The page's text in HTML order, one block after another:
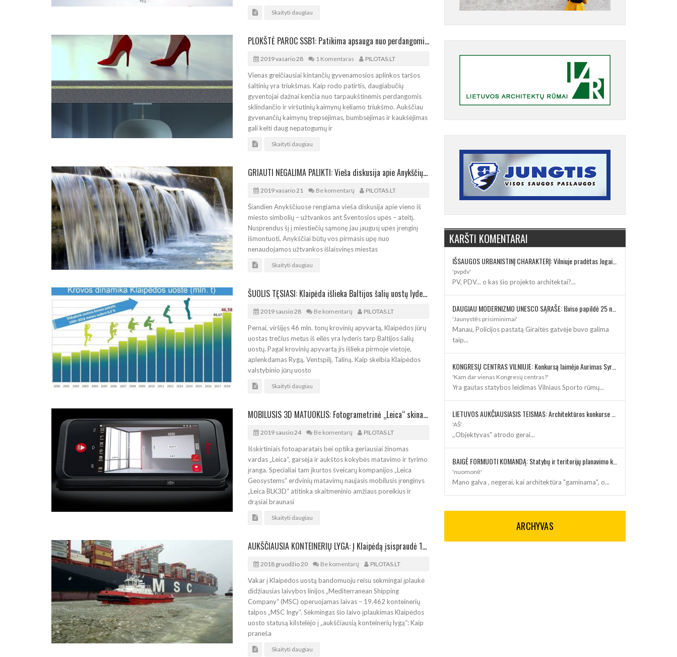
Skaityti daugiau
PLOKŠTĖ PAROC SSB1: Patikima apsauga nuo perdangomis sklindančio triukšmo
2019 vasario 28 1 Komentaras PILOTAS.LT
Vienas greičiausiai kintančių gyvenamosios aplinkos taršos
šaltinių yra triukšmas. Kaip rodo patirtis, daugiabučių
gyventojai dažnai kenčia nuo tarpaukštinėmis perdangomis
sklindančio ir viršutinių kaimynų keliamo triukšmo. Aukščiau
gyvenančių kaimynų trepsėjimas, bumbsėjimas ir kaukšėjimas
gali kelti daug nepatogumų ir
Skaityti daugiau
GRIAUTI NEGALIMA PALIKTI: Vieša diskusija apie Anykščių užtvankos ateitį
2019 vasario 21 Be komentarų PILOTAS.LT
Šiandien Anykščiuose rengiama vieša diskusija apie vieno iš
miesto simbolių – užtvankos ant Šventosios upės – ateitį.
Nusprendus šį į miestiečių sąmonę jau įaugusį upės įrenginį
išmontuoti, Anykščiai būtų vos pirmasis upę nuo
nenaudojamos užtvankos išlaisvinęs miestas
Skaityti daugiau
ŠUOLIS TĘSIASI: Klaipėda išlieka Baltijos šalių uostų lyderiu
2019 sausio 28 Be komentarų PILOTAS.LT
Pernai, viršijęs 46 mln. tonų krovinių apyvartą, Klaipėdos jūrų
uostas trečius metus iš eilės yra lyderis tarp Baltijos šalių
uostų. Pagal krovinių apyvartą jis išlieka pirmoje vietoje,
aplenkdamas Rygą, Ventspilį, Taliną. Kaip skelbia Klaipėdos
valstybinio jūrų uosto
Skaityti daugiau
MOBILUSIS 3D MATUOKLIS: Fotogrametrinė „Leica“ skina apdovanojimus
2019 sausio 24 Be komentarų PILOTAS.LT
Išskirtiniais fotoaparatais bei optika geriausiai žinomas
vardas „Leica“, garsėja ir aukštos kokybės matavimo ir tyrimo
įranga. Specialiai tam įkurtos šveicarų kompanijos „Leica
Geosystems“ erdvinių matavimų naujasis mobilusis įrenginys
„Leica BLK3D“ atitinka skaitmeninio amžiaus poreikius ir
drąsiai braunasi
Skaityti daugiau
AUKŠČIAUSIA KONTEINERIŲ LYGA: Į Klaipėdą įsispraudė 19.462 TEU milžinas
2018 gruodžio 20 Be komentarų PILOTAS.LT
Vakar į Klaipėdos uostą bandomuoju reisu sėkmingai įplaukė
didžiausias laivybos linijos „Mediterranean Shipping
Company“ (MSC) operuojamas laivas – 19.462 konteinerių
talpos „MSC Ingy“. Sėkmingas šio laivo įplaukimas Klaipėdos
uosto statusą kilstelėjo į „aukščiausią konteinerių lygą“: Kaip
praneša
Skaityti daugiau
KARŠTI KOMENTARAI
IŠSAUGOS URBANISTINĮ CHARAKTERĮ: Vilniuje pradėtas Jogailos gatvės remontas
'pvpdv'
PV, PDV... o kas šio projekto architektai?...
DAUGIAU MODERNIZMO UNESCO SĄRAŠE: Išviso papildė 25 nauji paveldo objektai
'Jaunystės prisiminimai'
Manau, Policijos pastatą Giraitės gatvėje buvo galima
taip...
KONGRESŲ CENTRAS VILNIUJE: Konkursą laimėjo Aurimas Syrusas su „IMPLMNT architects“
'Kam dar vienas Kongresų centras?'
Yra gautas statybos leidimas Vilniaus Sporto rūmų...
LIETUVOS AUKČIAUSIASIS TEISMAS: Architektūros konkurse varžosi 8 rekonstrukcijos vizijos
'AŠ'
,,Objektyvas" atrodo gerai...
BAIGĖ FORMUOTI KOMANDĄ: Statybų ir teritorijų planavimo klausimus kuruos architektė
'nuomonė'
Mano galva , negerai, kai architektūra "gaminama", o...
ARCHYVAS